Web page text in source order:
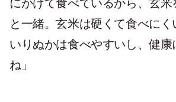
にかけて食べているから、玄
と一緒。玄米は硬くて食べに
いりぬかは食べやすいし、健康
ね」